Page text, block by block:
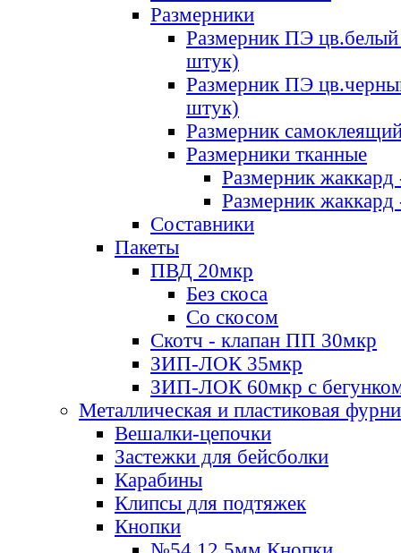
Размерники
Размерник ПЭ цв.белый
штук)
Размерник ПЭ
штук)
Размерник
Размерники тканные
Размерник
Размерник
Составники
Пакеты
ПВД 20мкр
Без скоса
Со скосом
Скотч - клапан ПП 30мкр
ЗИП-ЛОК 35мкр
ЗИП-ЛОК 60мкр с
Металлическая и пластиковая
Вешалки-цепочки
Застежки для бейсболки
Карабины
Клипсы для подтяжек
Кнопки